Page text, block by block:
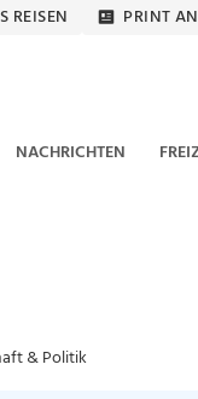
REISEN PRINT
NACHRICHTEN
& Politik